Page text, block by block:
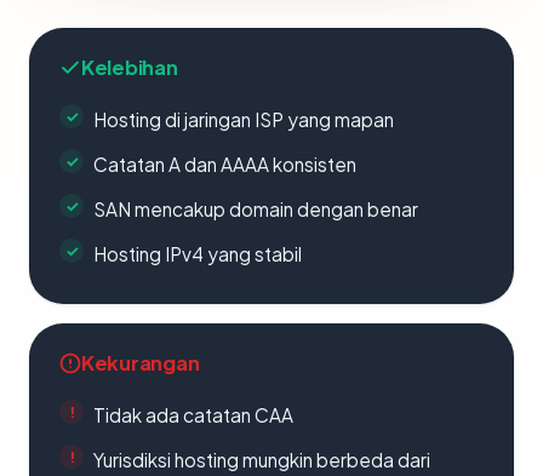
Kelebihan
Hosting di jaringan ISP yang mapan
Catatan A dan AAAA konsisten
SAN mencakup domain dengan benar
Hosting IPv4 yang stabil
Kekurangan
Tidak ada catatan CAA
Yurisdiksi hosting mungkin berbeda dari